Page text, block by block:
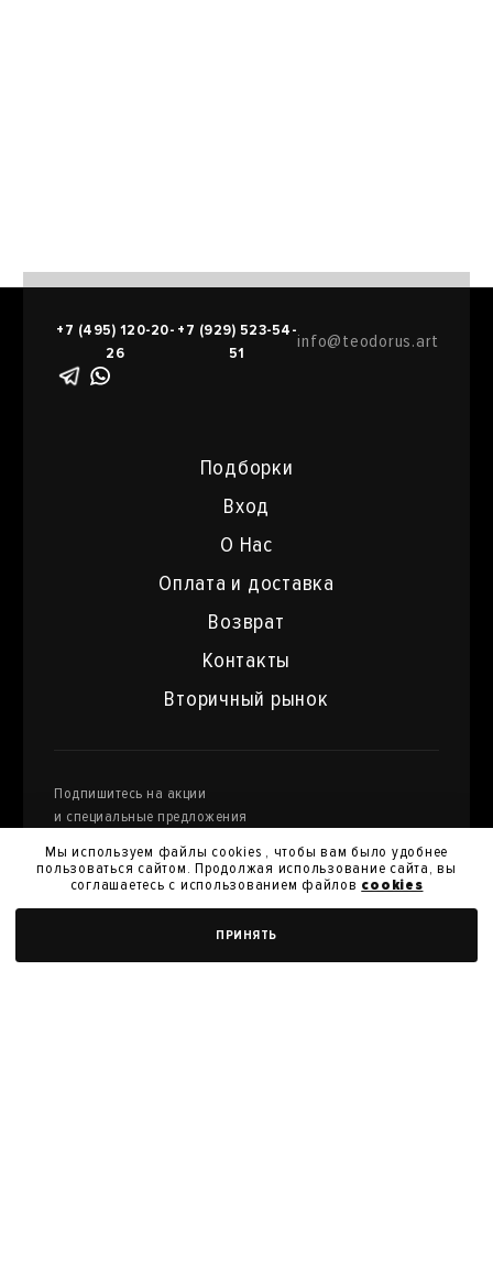
ДОБАВИТЬ В КОРЗИНУ
Подборки
Вход
О Нас
Оплата и доставка
Возврат
Контакты
Вторичный рынок
+7 (495) 120-20-
26
+7 (929) 523-54-
51
info@teodorus.art
Подпишитесь на акции
и специальные предложения
и их передачу для получения кэшбэк.
Я согласен сполитикой конфиденциальности
Мы используем файлы cookies , чтобы вам было удобнее
пользоваться сайтом. Продолжая использование сайта, вы
соглашаетесь с использованием файлов cookies
ПРИНЯТЬ